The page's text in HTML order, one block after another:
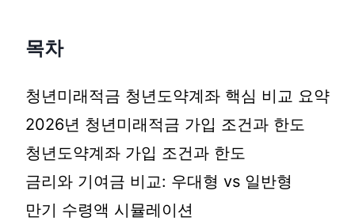
목차
청년미래적금 청년도약계좌 핵심 비교 요약
2026년 청년미래적금 가입 조건과 한도
청년도약계좌 가입 조건과 한도
금리와 기여금 비교: 우대형 vs 일반형
만기 수령액 시뮬레이션